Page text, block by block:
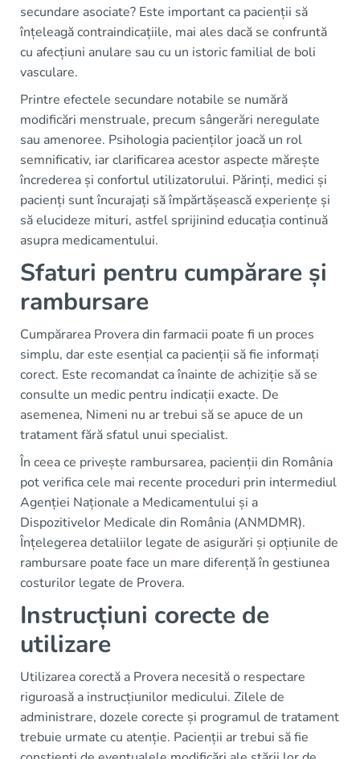
secundare asociate? Este important ca pacienții să
înțeleagă contraindicațiile, mai ales dacă se confruntă
cu afecțiuni anulare sau cu un istoric familial de boli
vasculare.
Printre efectele secundare notabile se numără
modificări menstruale, precum sângerări neregulate
sau amenoree. Psihologia pacienților joacă un rol
semnificativ, iar clarificarea acestor aspecte mărește
încrederea și confortul utilizatorului. Părinți, medici și
pacienți sunt încurajați să împărtășească experiențe și
să elucideze mituri, astfel sprijinind educația continuă
asupra medicamentului.
Sfaturi pentru cumpărare și
rambursare
Cumpărarea Provera din farmacii poate fi un proces
simplu, dar este esențial ca pacienții să fie informați
corect. Este recomandat ca înainte de achiziție să se
consulte un medic pentru indicații exacte. De
asemenea, Nimeni nu ar trebui să se apuce de un
tratament fără sfatul unui specialist.
În ceea ce privește rambursarea, pacienții din România
pot verifica cele mai recente proceduri prin intermediul
Agenției Naționale a Medicamentului și a
Dispozitivelor Medicale din România (ANMDMR).
Înțelegerea detaliilor legate de asigurări și opțiunile de
rambursare poate face un mare diferență în gestiunea
costurilor legate de Provera.
Instrucțiuni corecte de
utilizare
Utilizarea corectă a Provera necesită o respectare
riguroasă a instrucțiunilor medicului. Zilele de
administrare, dozele corecte și programul de tratament
trebuie urmate cu atenție. Pacienții ar trebui să fie